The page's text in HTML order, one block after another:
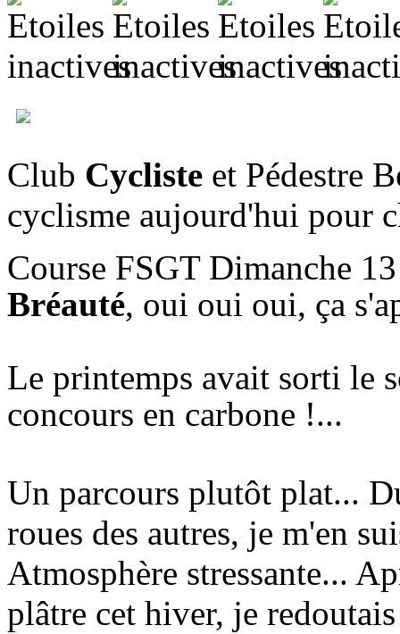
Club Cycliste et Pédestre
cyclisme aujourd'hui pour
Course FSGT Dimanche
Bréauté, oui oui oui, ça
Le printemps avait sorti le
concours en carbone !...
Un parcours plutôt plat...
roues des autres, je m'en
Atmosphère stressante...
plâtre cet hiver, je